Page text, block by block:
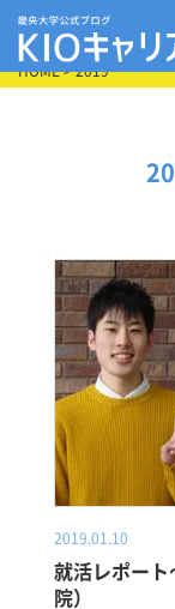
HOME> 2019
2019.01.10
就活レポー
院）